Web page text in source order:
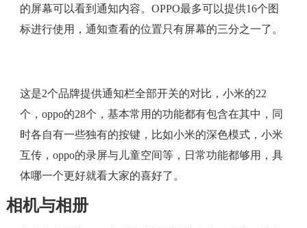
的屏幕可以看到通知内容。OPPO最多可以提供16个图
标进行使用，通知查看的位置只有屏幕的三分之一了。
这是2个品牌提供通知栏全部开关的对比，小米的22
个，oppo的28个，基本常用的功能都有包含在其中，同
时各自有一些独有的按键，比如小米的深色模式，小米
互传，oppo的录屏与儿童空间等，日常功能都够用，具
体哪一个更好就看大家的喜好了。
相机与相册